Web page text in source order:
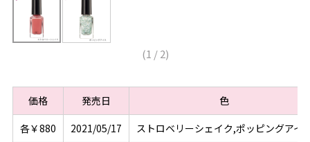
(1 /2)
価格 発売日
色
各￥880
2021/05/17 ストロベリーシェイク,ポッピングアイ